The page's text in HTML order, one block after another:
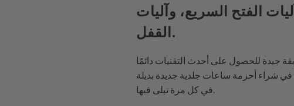
الفتح السريع، وآليات
القفل.
شراء أحزمة ساعات جلدية جديدة بديلة